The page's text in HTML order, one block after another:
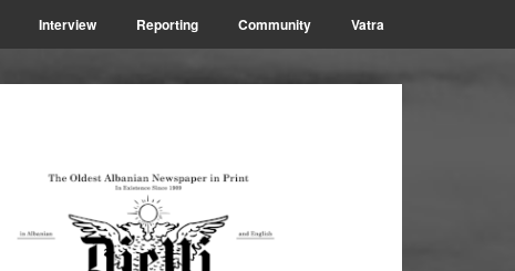
Interview Reporting Community Vatra